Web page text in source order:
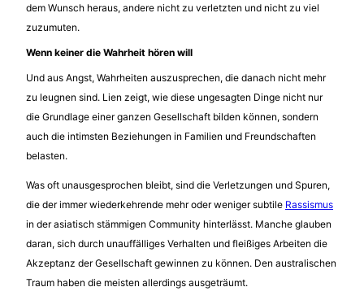
dem Wunsch heraus, andere nicht zu verletzten und nicht zu viel
zuzumuten.
Wenn keiner die Wahrheit hören will
Und aus Angst, Wahrheiten auszusprechen, die danach nicht mehr
zu leugnen sind. Lien zeigt, wie diese ungesagten Dinge nicht nur
die Grundlage einer ganzen Gesellschaft bilden können, sondern
auch die intimsten Beziehungen in Familien und Freundschaften
belasten.
Was oft unausgesprochen bleibt, sind die Verletzungen und Spuren,
die der immer wiederkehrende mehr oder weniger subtile Rassismus
in der asiatisch stämmigen Community hinterlässt. Manche glauben
daran, sich durch unauffälliges Verhalten und fleißiges Arbeiten die
Akzeptanz der Gesellschaft gewinnen zu können. Den australischen
Traum haben die meisten allerdings ausgeträumt.